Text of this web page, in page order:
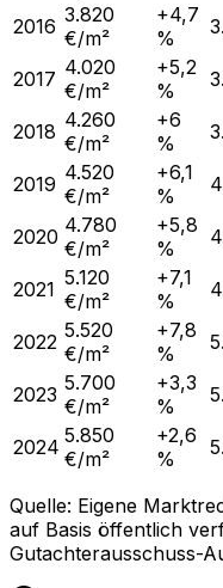
2016 3.820
€/m²
+4,7
%
2017 4.020
€/m²
+5,2
%
2018 4.260
€/m²
+6
%
2019 4.520
€/m²
+6,1
%
2020 4.780
€/m²
+5,8
%
2021 5.120
€/m²
+7,1
%
2022 5.520
€/m²
+7,8
%
2023 5.700
€/m²
+3,3
%
2024 5.850
€/m²
+2,6
%
Quelle: Eigene
auf Basis öffentlich
Gutachterausschuss-